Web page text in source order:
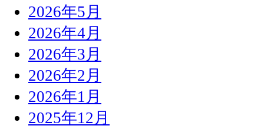
2026年5月
2026年4月
2026年3月
2026年2月
2026年1月
2025年12月